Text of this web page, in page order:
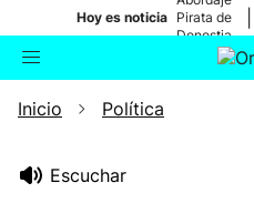
Hoy es noticia Pirata de
Donostia
Buscador
Inicio Política
Escuchar